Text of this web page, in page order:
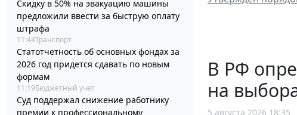
Скидку в 50% на эвакуацию машины
предложили ввести за быструю оплату
штрафа
11:44Транспорт
Статотчетность об основных фондах за
2026 год придется сдавать по новым
формам
11:19Бюджетный учет
Суд поддержал снижение работнику
премии к профессиональному
В РФ
на
5 августа 2026 18:35